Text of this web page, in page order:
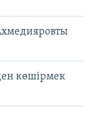
көшірмек